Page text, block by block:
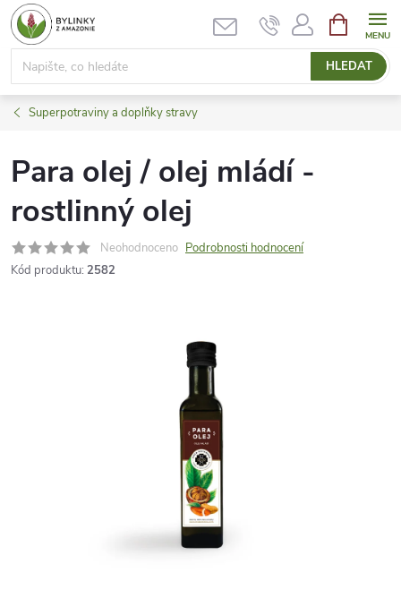
Přejít
na
obsah
HLEDAT
NÁKUPNÍ
KOŠÍK
Superpotraviny a doplňky stravy
Para olej / olej mládí -
rostlinný olej
Neohodnoceno Podrobnosti hodnocení
Kód produktu: 2582